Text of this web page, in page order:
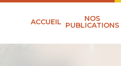
ACCUEIL NOS
PUBLICATIONS